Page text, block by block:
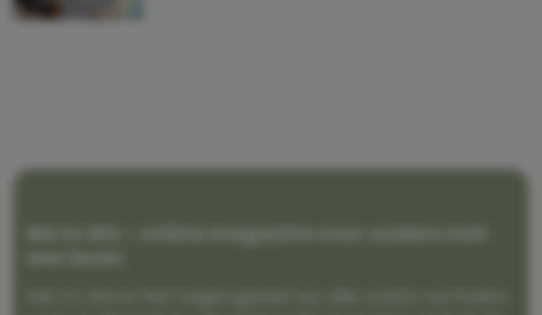
Me to We – online magazine voor ouders met